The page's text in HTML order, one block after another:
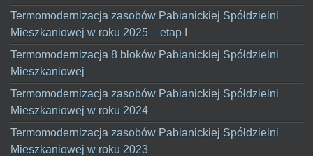
Termomodernizacja zasobów Pabianickiej Spółdzielni
Mieszkaniowej w roku 2025 – etap I
Termomodernizacja 8 bloków Pabianickiej Spółdzielni
Mieszkaniowej
Termomodernizacja zasobów Pabianickiej Spółdzielni
Mieszkaniowej w roku 2024
Termomodernizacja zasobów Pabianickiej Spółdzielni
Mieszkaniowej w roku 2023